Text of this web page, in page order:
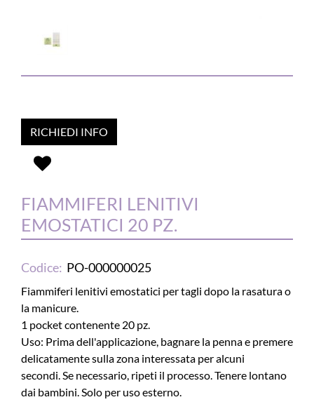
RICHIEDI INFO
FIAMMIFERI LENITIVI
EMOSTATICI 20 PZ.
Codice: PO-000000025
Fiammiferi lenitivi emostatici per tagli dopo la rasatura o
la manicure.
1 pocket contenente 20 pz.
Uso: Prima dell'applicazione, bagnare la penna e premere
delicatamente sulla zona interessata per alcuni
secondi. Se necessario, ripeti il processo. Tenere lontano
dai bambini. Solo per uso esterno.